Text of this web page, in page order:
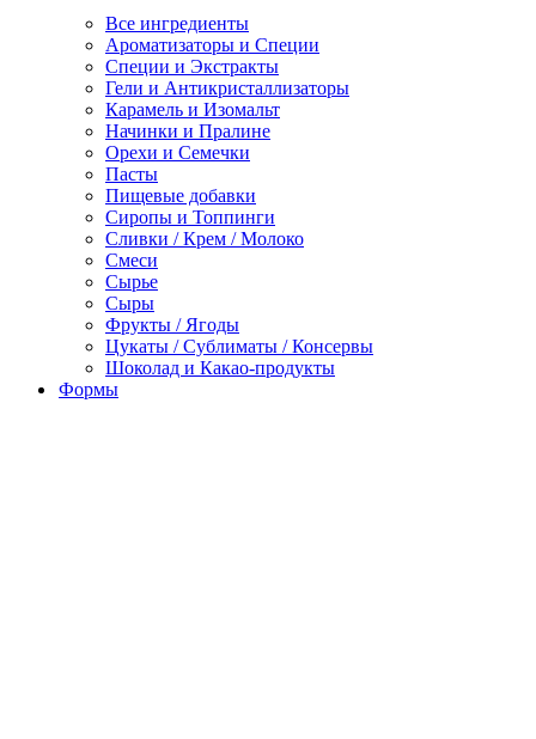
Все ингредиенты
Ароматизаторы и Специи
Специи и Экстракты
Гели и Антикристаллизаторы
Карамель и Изомальт
Начинки и Пралине
Орехи и Семечки
Пасты
Пищевые добавки
Сиропы и Топпинги
Сливки / Крем / Молоко
Смеси
Сырье
Сыры
Фрукты / Ягоды
Цукаты / Сублиматы / Консервы
Шоколад и Какао-продукты
Формы